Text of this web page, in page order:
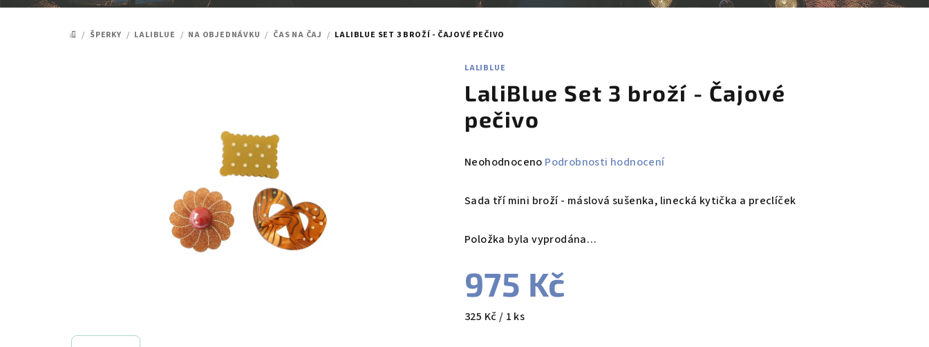
DOMŮ
/ ŠPERKY / LALIBLUE / NA OBJEDNÁVKU / ČAS NA ČAJ / LALIBLUE SET 3 BROŽÍ - ČAJOVÉ PEČIVO
LALIBLUE
LaliBlue Set 3 broží - Čajové
pečivo
Průměrné
produktu
z
hvězdiček.
Neohodnoceno Podrobnosti hodnocení
Sada tří mini broží - máslová sušenka, linecká kytička a preclíček
Položka byla vyprodána…
975 Kč
Měrná
325 Kč / 1 ks